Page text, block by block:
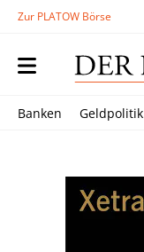
Zur PLATOW Börse
Banken Geldpolitik